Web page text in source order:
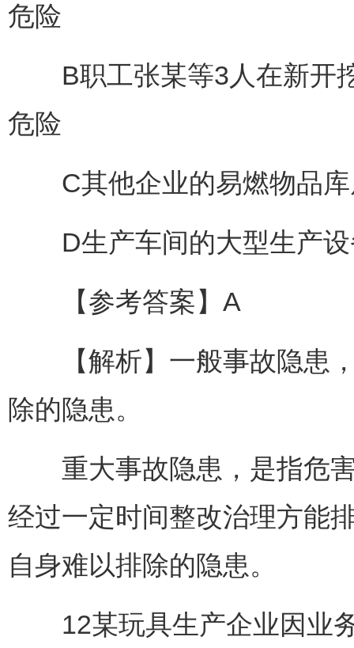
危险
B职工张某等3人在新开挖
危险
C其他企业的易燃物品库
D生产车间的大型生产设
【参考答案】A
【解析】一般事故隐患，
除的隐患。
重大事故隐患，是指危害
经过一定时间整改治理方能
自身难以排除的隐患。
12某玩具生产企业因业务